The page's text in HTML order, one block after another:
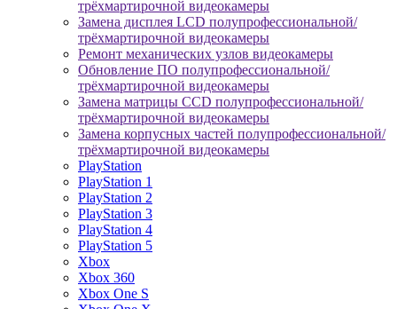
трёхмартирочной видеокамеры
Замена дисплея LCD полупрофессиональной/
трёхмартирочной видеокамеры
Ремонт механических узлов видеокамеры
Обновление ПО полупрофессиональной/
трёхмартирочной видеокамеры
Замена матрицы CCD полупрофессиональной/
трёхмартирочной видеокамеры
Замена корпусных частей полупрофессиональной/
трёхмартирочной видеокамеры
PlayStation
PlayStation 1
PlayStation 2
PlayStation 3
PlayStation 4
PlayStation 5
Xbox
Xbox 360
Xbox One S